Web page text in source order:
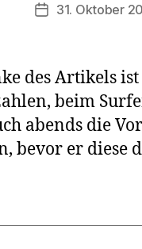
31. Oktober
des Artikels
beim
abends die
bevor er diese